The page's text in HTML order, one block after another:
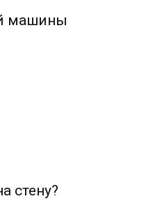
машины
стену?